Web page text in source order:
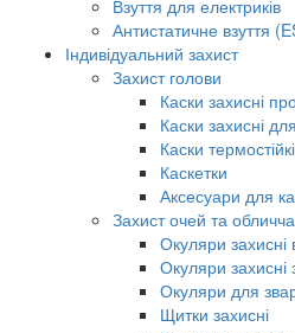
Взуття для електриків
Антистатичне взуття
Індивідуальний захист
Захист голови
Каски захисні
Каски захисні
Каски термостійкі
Каскетки
Аксесуари для
Захист очей та обличча
Окуляри захисні
Окуляри захисні
Окуляри для
Щитки захисні